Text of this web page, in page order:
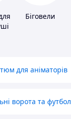
Біговели
для аніматорів
ворота та